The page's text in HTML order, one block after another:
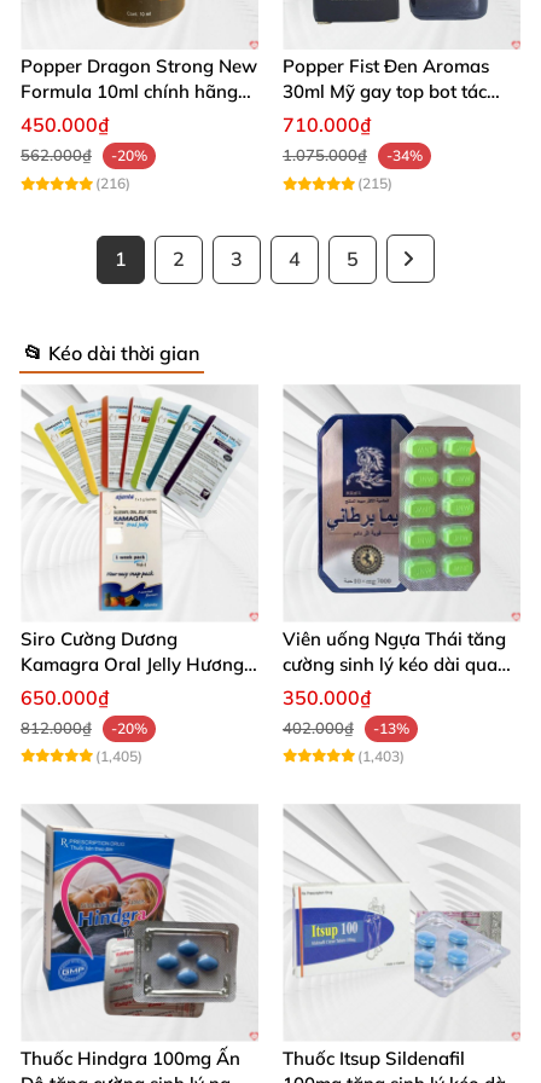
Popper Dragon Strong New
Formula 10ml chính hãng
Mỹ dành cho Top Bot
450.000₫
562.000₫
-20%
(216)
Popper Fist Đen Aromas
30ml Mỹ gay top bot tác
dụng mạnh
710.000₫
1.075.000₫
-34%
(215)
1 2 3 4 5
📂 Kéo dài thời gian
Siro Cường Dương
Kamagra Oral Jelly Hương
Trái Cây Một Hộp 7 Gói
650.000₫
812.000₫
-20%
(1,405)
Viên uống Ngựa Thái tăng
cường sinh lý kéo dài quan
hệ
350.000₫
402.000₫
-13%
(1,403)
Thuốc Hindgra 100mg Ấn
Thuốc Itsup Sildenafil